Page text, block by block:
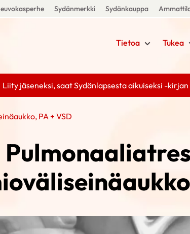
Sydänmerkki Sydänkauppa
Tietoa Tukea
Liity jäseneksi, saat Sydänlapsesta aikuiseksi -
PA + VSD